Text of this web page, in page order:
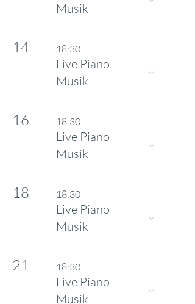
Musik
14 18:30
Live Piano
Musik
16 18:30
Live Piano
Musik
18 18:30
Live Piano
Musik
21 18:30
Live Piano
Musik